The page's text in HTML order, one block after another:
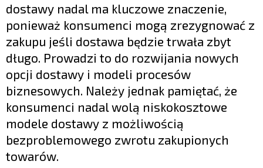
dostawy nadal ma kluczowe znaczenie,
ponieważ konsumenci mogą zrezygnować z
zakupu jeśli dostawa będzie trwała zbyt
długo. Prowadzi to do rozwijania nowych
opcji dostawy i modeli procesów
biznesowych. Należy jednak pamiętać, że
konsumenci nadal wolą niskokosztowe
modele dostawy z możliwością
bezproblemowego zwrotu zakupionych
towarów.